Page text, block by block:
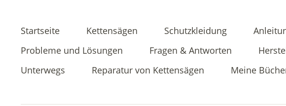
Startseite Kettensägen Schutzkleidung
Probleme und Lösungen
Fragen & Antworten
Unterwegs
Reparatur von Kettensägen Meine